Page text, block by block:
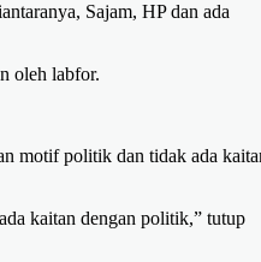
Sajam, HP dan ada
oleh labfor.
motif politik dan tidak ada
kaitan dengan politik,” tutup